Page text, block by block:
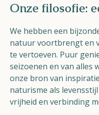
Onze filosofie:
We hebben een
natuur voortbrengt en
te vertoeven. Puur
seizoenen en van alles
onze bron van
naturisme als
vrijheid en verbinding